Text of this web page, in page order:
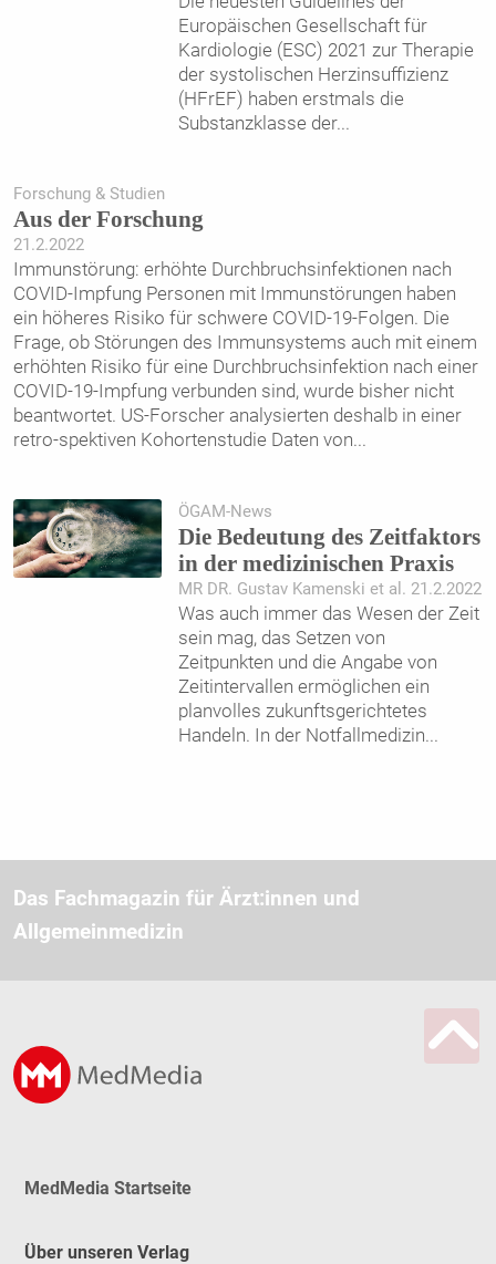
Europäischen Gesellschaft für
Kardiologie (ESC) 2021 zur Therapie
der systolischen Herzinsuffizienz
(HFrEF) haben erstmals die
Substanzklasse der...
Forschung & Studien
Aus der Forschung
21.2.2022
Immunstörung: erhöhte Durchbruchsinfektionen nach
COVID-Impfung Personen mit Immunstörungen haben
ein höheres Risiko für schwere COVID-19-Folgen. Die
Frage, ob Störungen des Immunsystems auch mit einem
erhöhten Risiko für eine Durchbruchsinfektion nach einer
COVID-19-Impfung verbunden sind, wurde bisher nicht
beantwortet. US-Forscher analysierten deshalb in einer
retro-spektiven Kohortenstudie Daten von...
ÖGAM-News
Die Bedeutung des Zeitfaktors
in der medizinischen Praxis
MR DR. Gustav Kamenski et al. 21.2.2022
Was auch immer das Wesen der Zeit
sein mag, das Setzen von
Zeitpunkten und die Angabe von
Zeitintervallen ermöglichen ein
planvolles zukunftsgerichtetes
Handeln. In der Notfallmedizin...
Das Fachmagazin für Ärzt:innen und
Allgemeinmedizin
MedMedia Startseite
Über unseren Verlag